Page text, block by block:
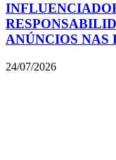
ANÚNCIOS NAS
24/07/2026